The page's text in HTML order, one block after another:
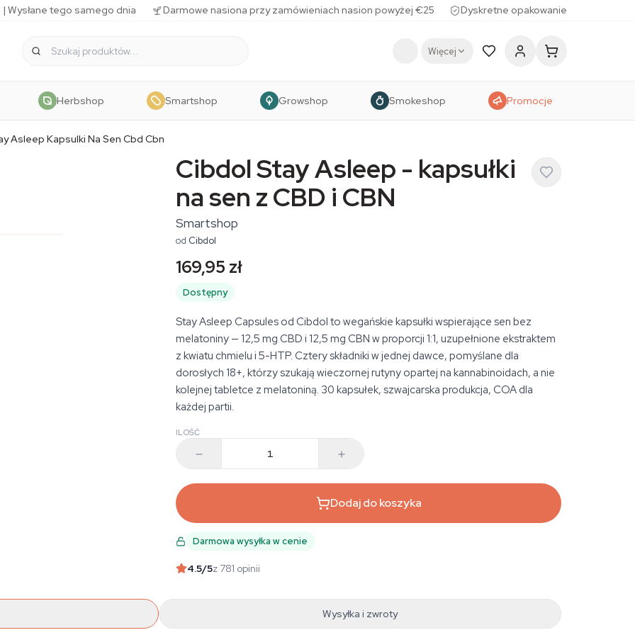
Wysłane tego samego dnia Darmowe nasiona przy zamówieniach nasion powyżej €25 Dyskretne opakowanie
Więcej
Herbshop Smartshop Growshop Smokeshop Promocje
Asleep Kapsulki Na Sen Cbd Cbn
Cibdol Stay Asleep - kapsułki
na sen z CBD i CBN
Smartshop
od Cibdol
169,95 zł
Dostępny
Stay Asleep Capsules od Cibdol to wegańskie kapsułki wspierające sen bez
melatoniny — 12,5 mg CBD i 12,5 mg CBN w proporcji 1:1, uzupełnione ekstraktem
z kwiatu chmielu i 5-HTP. Cztery składniki w jednej dawce, pomyślane dla
dorosłych 18+, którzy szukają wieczornej rutyny opartej na kannabinoidach, a nie
kolejnej tabletce z melatoniną. 30 kapsułek, szwajcarska produkcja, COA dla
każdej partii.
ILOŚĆ
Dodaj do koszyka
Darmowa wysyłka w cenie
4.5/5z 781 opinii
Wysyłka i zwroty